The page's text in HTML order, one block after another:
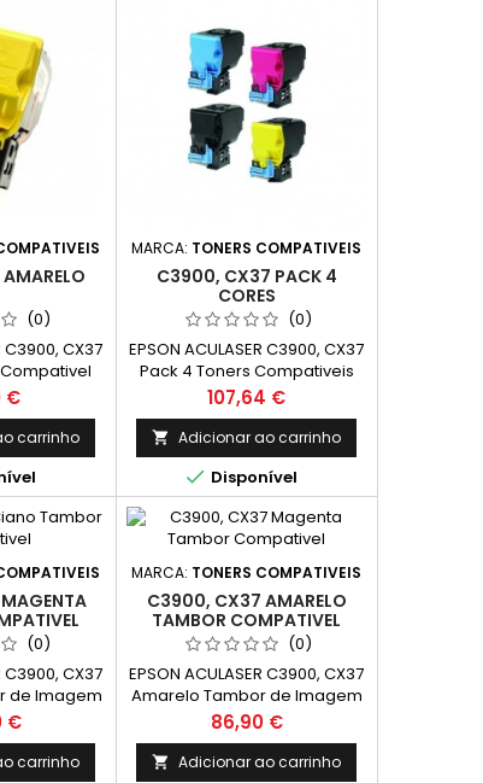
(0)
C3900, CX37
€
carrinho
MARCA: TONERS COMPATIVEIS
C3900, CX37 PACK 4
CORES
(0)
EPSON ACULASER C3900, CX37
Pack 4 Toners Compativeis
Preço
107,64 €
 Adicionar ao carrinho
 Disponível
(0)
C3900, CX37
de Imagem
30.000k
€
carrinho
MARCA: TONERS COMPATIVEIS
C3900, CX37 AMARELO
TAMBOR COMPATIVEL
(0)
EPSON ACULASER C3900, CX37
Amarelo Tambor de Imagem
Compativel C13S051201
(DRUM) Capacidade: 30.000k
Preço
86,90 €
 Adicionar ao carrinho